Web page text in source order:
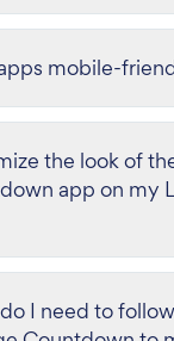
mobile-
the look of
app on my
I need to